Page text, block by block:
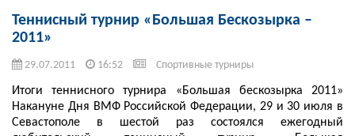
Теннисный турнир «Большая Бескозырка –
2011»
29.07.2011 16:52 Спортивные турниры
Итоги теннисного турнира «Большая бескозырка 2011»
Накануне Дня ВМФ Российской Федерации, 29 и 30 июля в
Севастополе в шестой раз состоялся ежегодный